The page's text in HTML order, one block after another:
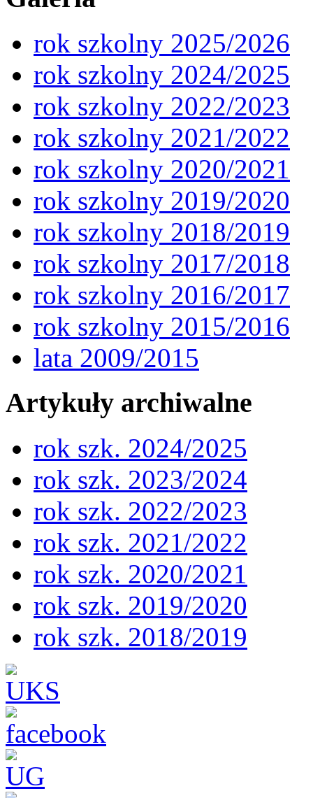
rok szkolny 2025/2026
rok szkolny 2024/2025
rok szkolny 2022/2023
rok szkolny 2021/2022
rok szkolny 2020/2021
rok szkolny 2019/2020
rok szkolny 2018/2019
rok szkolny 2017/2018
rok szkolny 2016/2017
rok szkolny 2015/2016
lata 2009/2015
Artykuły archiwalne
rok szk. 2024/2025
rok szk. 2023/2024
rok szk. 2022/2023
rok szk. 2021/2022
rok szk. 2020/2021
rok szk. 2019/2020
rok szk. 2018/2019